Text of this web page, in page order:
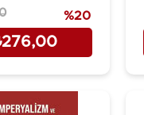
%20